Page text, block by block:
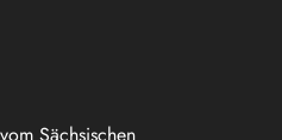
Sächsischen